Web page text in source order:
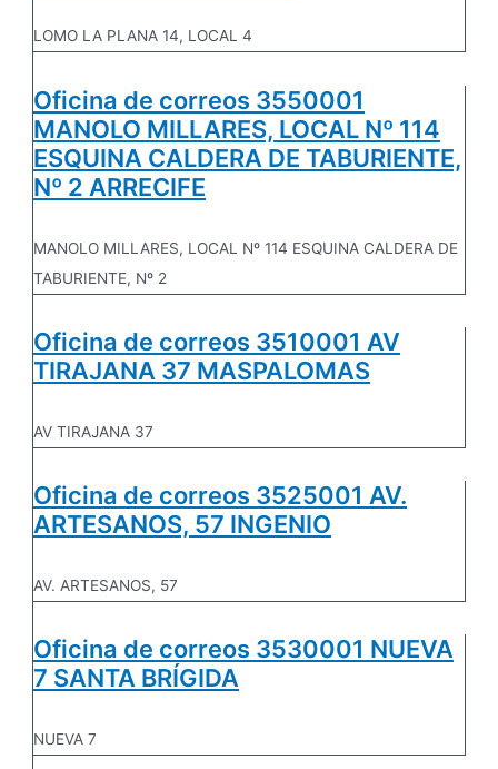
LOMO LA PLANA 14, LOCAL 4
Oficina de correos 3550001
MANOLO MILLARES, LOCAL Nº 114
ESQUINA CALDERA DE TABURIENTE,
Nº 2 ARRECIFE
MANOLO MILLARES, LOCAL Nº 114 ESQUINA CALDERA DE
TABURIENTE, Nº 2
Oficina de correos 3510001 AV
TIRAJANA 37 MASPALOMAS
AV TIRAJANA 37
Oficina de correos 3525001 AV.
ARTESANOS, 57 INGENIO
AV. ARTESANOS, 57
Oficina de correos 3530001 NUEVA
7 SANTA BRÍGIDA
NUEVA 7